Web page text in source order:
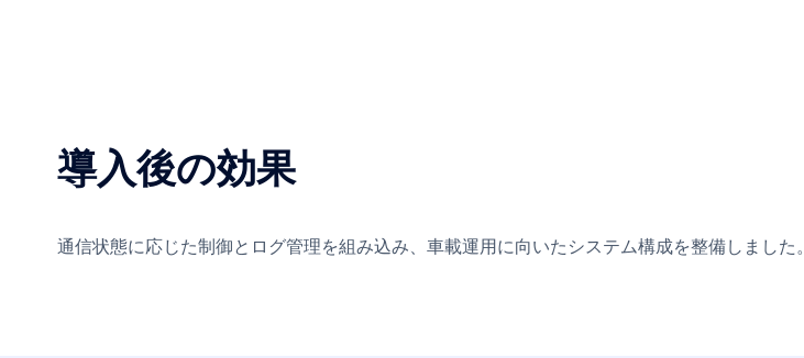
導入後の効果
通信状態に応じた制御とログ管理を組み込み、車載運用に向いたシステム構成を整備しました。